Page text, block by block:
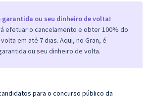
ou seu dinheiro de volta!
efetuar o cancelamento e obter 100% do
em até 7 dias. Aqui, no Gran, é
ou seu dinheiro de volta.
para o concurso público da